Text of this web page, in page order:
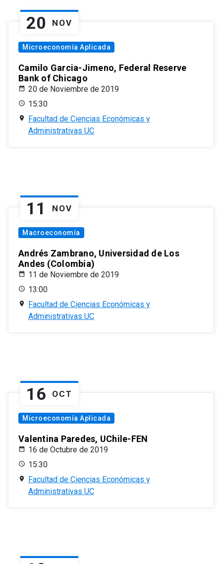
20 NOV
Microeconomía Aplicada
Camilo Garcia-Jimeno, Federal Reserve
Bank of Chicago
20 de Noviembre de 2019
15:30
Facultad de Ciencias Económicas y
Administrativas UC
11 NOV
Macroeconomía
Andrés Zambrano, Universidad de Los
Andes (Colombia)
11 de Noviembre de 2019
13:00
Facultad de Ciencias Económicas y
Administrativas UC
16 OCT
Microeconomía Aplicada
Valentina Paredes, UChile-FEN
16 de Octubre de 2019
15:30
Facultad de Ciencias Económicas y
Administrativas UC